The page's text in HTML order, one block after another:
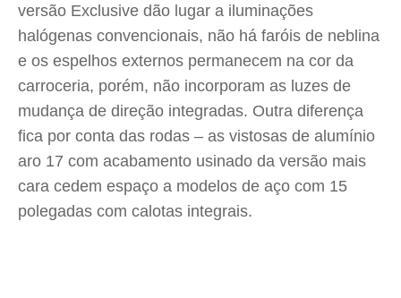
versão Exclusive dão lugar a iluminações
halógenas convencionais, não há faróis de neblina
e os espelhos externos permanecem na cor da
carroceria, porém, não incorporam as luzes de
mudança de direção integradas. Outra diferença
fica por conta das rodas – as vistosas de alumínio
aro 17 com acabamento usinado da versão mais
cara cedem espaço a modelos de aço com 15
polegadas com calotas integrais.